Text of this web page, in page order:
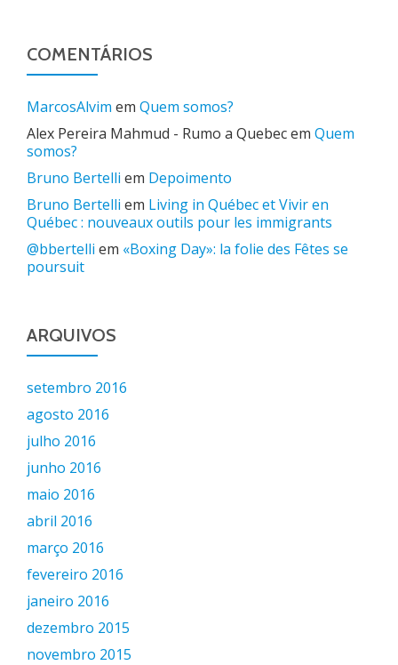
COMENTÁRIOS
MarcosAlvim em Quem somos?
Alex Pereira Mahmud - Rumo a Quebecem Quem
somos?
Bruno Bertelli em Depoimento
Bruno Bertelli em Living in Québec et Vivir en
Québec : nouveaux outils pour les immigrants
@bbertelli em «Boxing Day»: la folie des Fêtes se
poursuit
ARQUIVOS
setembro 2016
agosto 2016
julho 2016
junho 2016
maio 2016
abril 2016
março 2016
fevereiro 2016
janeiro 2016
dezembro 2015
novembro 2015